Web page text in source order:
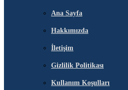
Ana Sayfa
Hakkımızda
İletişim
Gizlilik Politikası
Kullanım Koşulları